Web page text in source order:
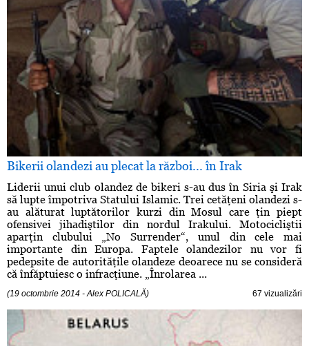
Bikerii olandezi au plecat la război... în Irak
Liderii unui club olandez de bikeri s-au dus în Siria şi Irak
să lupte împotriva Statului Islamic. Trei cetăţeni olandezi s-
au alăturat luptătorilor kurzi din Mosul care ţin piept
ofensivei jihadiştilor din nordul Irakului. Motocicliştii
aparţin clubului „No Surrender“, unul din cele mai
importante din Europa. Faptele olandezilor nu vor fi
pedepsite de autorităţile olandeze deoarece nu se consideră
că înfăptuiesc o infracţiune. „Înrolarea ...
(19 octombrie 2014 - Alex POLICALĂ) 67 vizualizări